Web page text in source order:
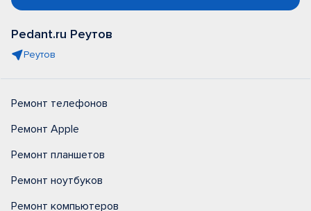
Pedant.ru Реутов
Реутов
Ремонт телефонов
Ремонт Apple
Ремонт планшетов
Ремонт ноутбуков
Ремонт компьютеров